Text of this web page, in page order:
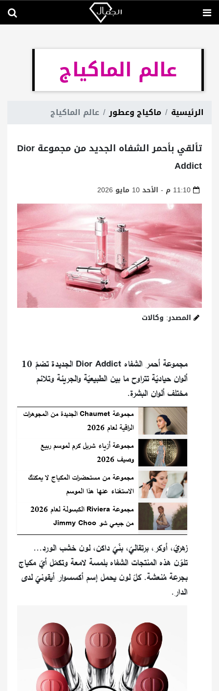
عالم الماكياج
الرئيسية ماكياج وعطور عالم الماكياج
تألقي بأحمر الشفاه الجديد من مجموعة Dior
Addict
المصدر: وكالات
مجموعة أحمر الشفاه Dior Addict الجديدة تضمّ 10
ألوان حياديّة تتراوح ما بين الطبيعيّة والجريئة وتلائم
مختلف ألوان البشرة.
مجموعة Chaumet الجديدة من المجوهرات
الراقية لعام 2026
مجموعة أزياء شربل كرم لموسم ربيع
وصيف 2026
مجموعة من مستحضرات المكياج لا يمكنك
الاستغناء عنها هذا الموسم
مجموعة Riviera الكبسولة لعام 2026
من جيمي شو Jimmy Choo
زهريّ، أوكر، برتقاليّ، بنّيّ داكن، لون خشب الورد...
تلوّن هذه المنتجات الشفاه بلمسة لامعة وتكمّل أيّ مكياج
بجرعة مُنعشة. كلّ لون يحمل إسم أكسسوار أيقونيّ لدى
الدار.